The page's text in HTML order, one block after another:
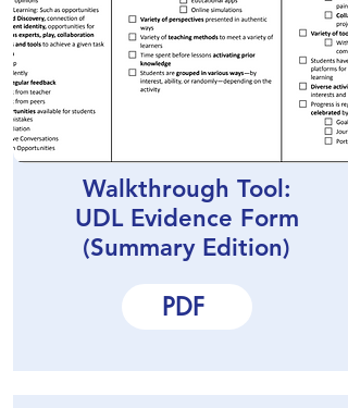
Walkthrough Tool:
UDL Evidence Form
(Summary Edition)
PDF